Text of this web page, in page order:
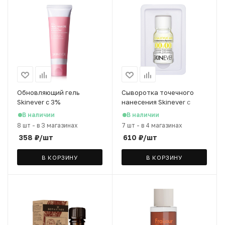
Обновляющий гель
Skinever с 3%
ниацинамидом, 55 мл
В наличии
8 шт - в 3 магазинах
358 ₽/шт
В КОРЗИНУ
Сыворотка точечного
нанесения Skinever с
салициловой кислотой,
10 мл
В наличии
7 шт - в 4 магазинах
610 ₽/шт
В КОРЗИНУ